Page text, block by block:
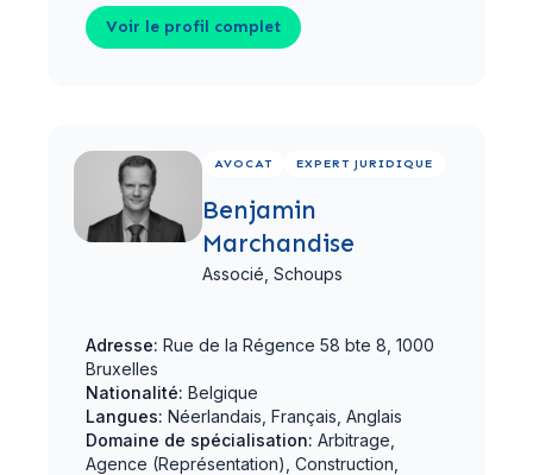
Voir le profil complet
AVOCAT EXPERT JURIDIQUE
Benjamin
Marchandise
Associé, Schoups
Adresse: Rue de la Régence 58 bte 8, 1000
Bruxelles
Nationalité: Belgique
Langues: Néerlandais, Français, Anglais
Domaine de spécialisation: Arbitrage,
Agence (Représentation), Construction,